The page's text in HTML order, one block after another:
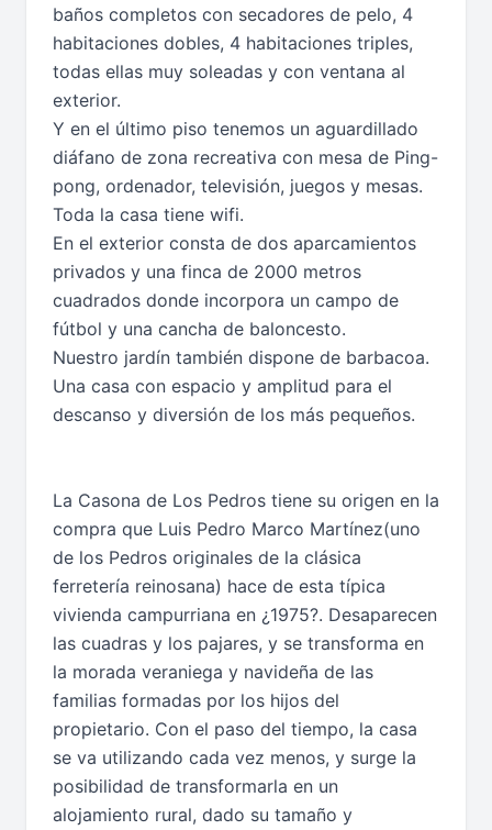
baños completos con secadores de pelo, 4
habitaciones dobles, 4 habitaciones triples,
todas ellas muy soleadas y con ventana al
exterior.
Y en el último piso tenemos un aguardillado
diáfano de zona recreativa con mesa de Ping-
pong, ordenador, televisión, juegos y mesas.
Toda la casa tiene wifi.
En el exterior consta de dos aparcamientos
privados y una finca de 2000 metros
cuadrados donde incorpora un campo de
fútbol y una cancha de baloncesto.
Nuestro jardín también dispone de barbacoa.
Una casa con espacio y amplitud para el
descanso y diversión de los más pequeños.
La Casona de Los Pedros tiene su origen en la
compra que Luis Pedro Marco Martínez(uno
de los Pedros originales de la clásica
ferretería reinosana) hace de esta típica
vivienda campurriana en ¿1975?. Desaparecen
las cuadras y los pajares, y se transforma en
la morada veraniega y navideña de las
familias formadas por los hijos del
propietario. Con el paso del tiempo, la casa
se va utilizando cada vez menos, y surge la
posibilidad de transformarla en un
alojamiento rural, dado su tamaño y